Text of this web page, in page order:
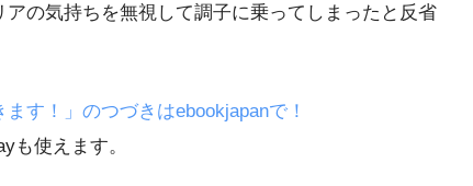
の気持ちを無視して調子に乗ってしまったと反省
す！」のつづきはebookjapanで！
も使えます。